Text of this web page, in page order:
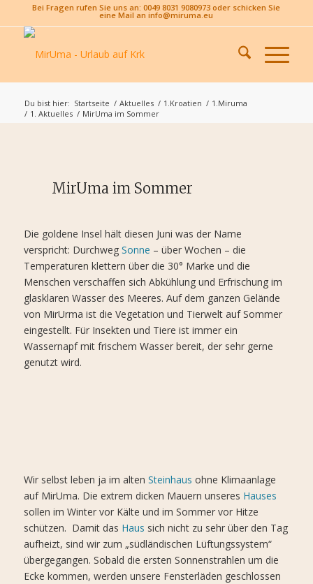
Bei Fragen rufen Sie uns an: 0049 8031 9080973 oder schicken Sie
eine Mail an info@miruma.eu
Du bist hier: Startseite / Aktuelles / 1.Kroatien / 1.Miruma
/ 1. Aktuelles / MirUma im Sommer
MirUma im Sommer
Die goldene Insel hält diesen Juni was der Name
verspricht: Durchweg Sonne – über Wochen – die
Temperaturen klettern über die 30° Marke und die
Menschen verschaffen sich Abkühlung und Erfrischung im
glasklaren Wasser des Meeres. Auf dem ganzen Gelände
von MirUrma ist die Vegetation und Tierwelt auf Sommer
eingestellt. Für Insekten und Tiere ist immer ein
Wassernapf mit frischem Wasser bereit, der sehr gerne
genutzt wird.
Wir selbst leben ja im alten Steinhaus ohne Klimaanlage
auf MirUma. Die extrem dicken Mauern unseres Hauses
sollen im Winter vor Kälte und im Sommer vor Hitze
schützen. Damit das Haus sich nicht zu sehr über den Tag
aufheizt, sind wir zum „südländischen Lüftungssystem“
übergegangen. Sobald die ersten Sonnenstrahlen um die
Ecke kommen, werden unsere Fensterläden geschlossen